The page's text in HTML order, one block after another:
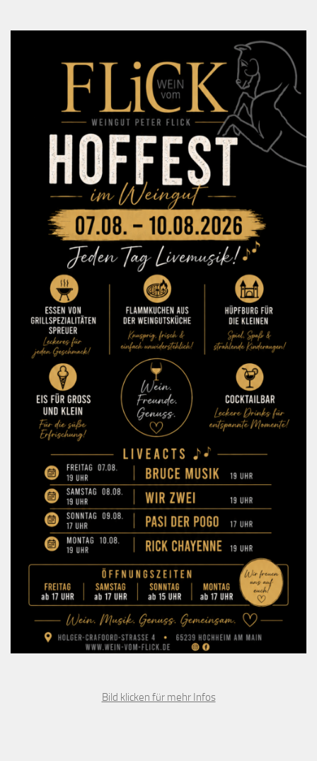
Bild klicken für mehr Infos